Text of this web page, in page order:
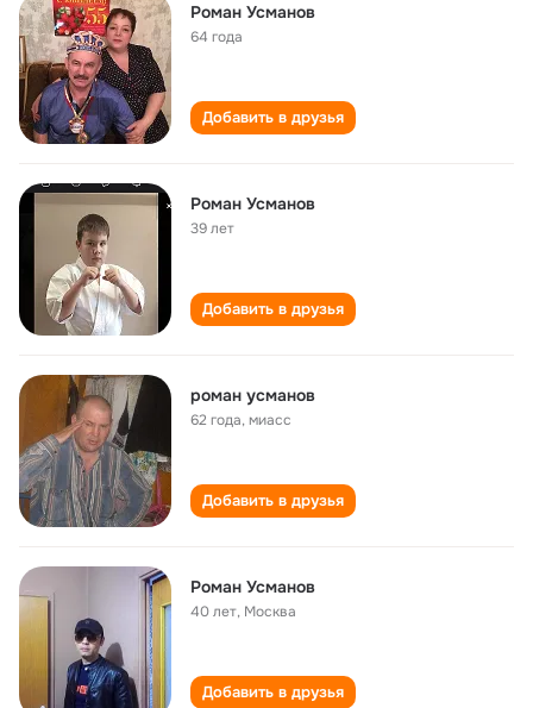
Роман Усманов
64 года
Добавить в друзья
Роман Усманов
39 лет
Добавить в друзья
роман усманов
62 года,миасс
Добавить в друзья
Роман Усманов
40 лет, Москва
Добавить в друзья